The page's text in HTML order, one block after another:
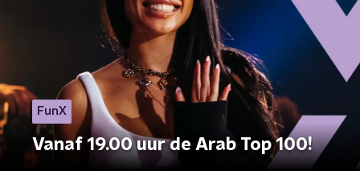
FunX
Vanaf 19.00 uur de Arab Top 100!